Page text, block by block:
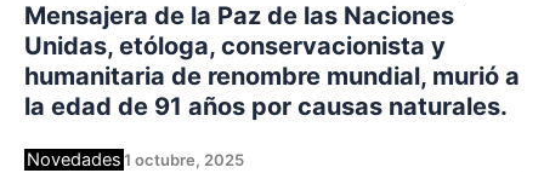
Mensajera de la Paz de las Naciones
Unidas, etóloga, conservacionista y
humanitaria de renombre mundial, murió a
la edad de 91 años por causas naturales.
Novedades1 octubre, 2025